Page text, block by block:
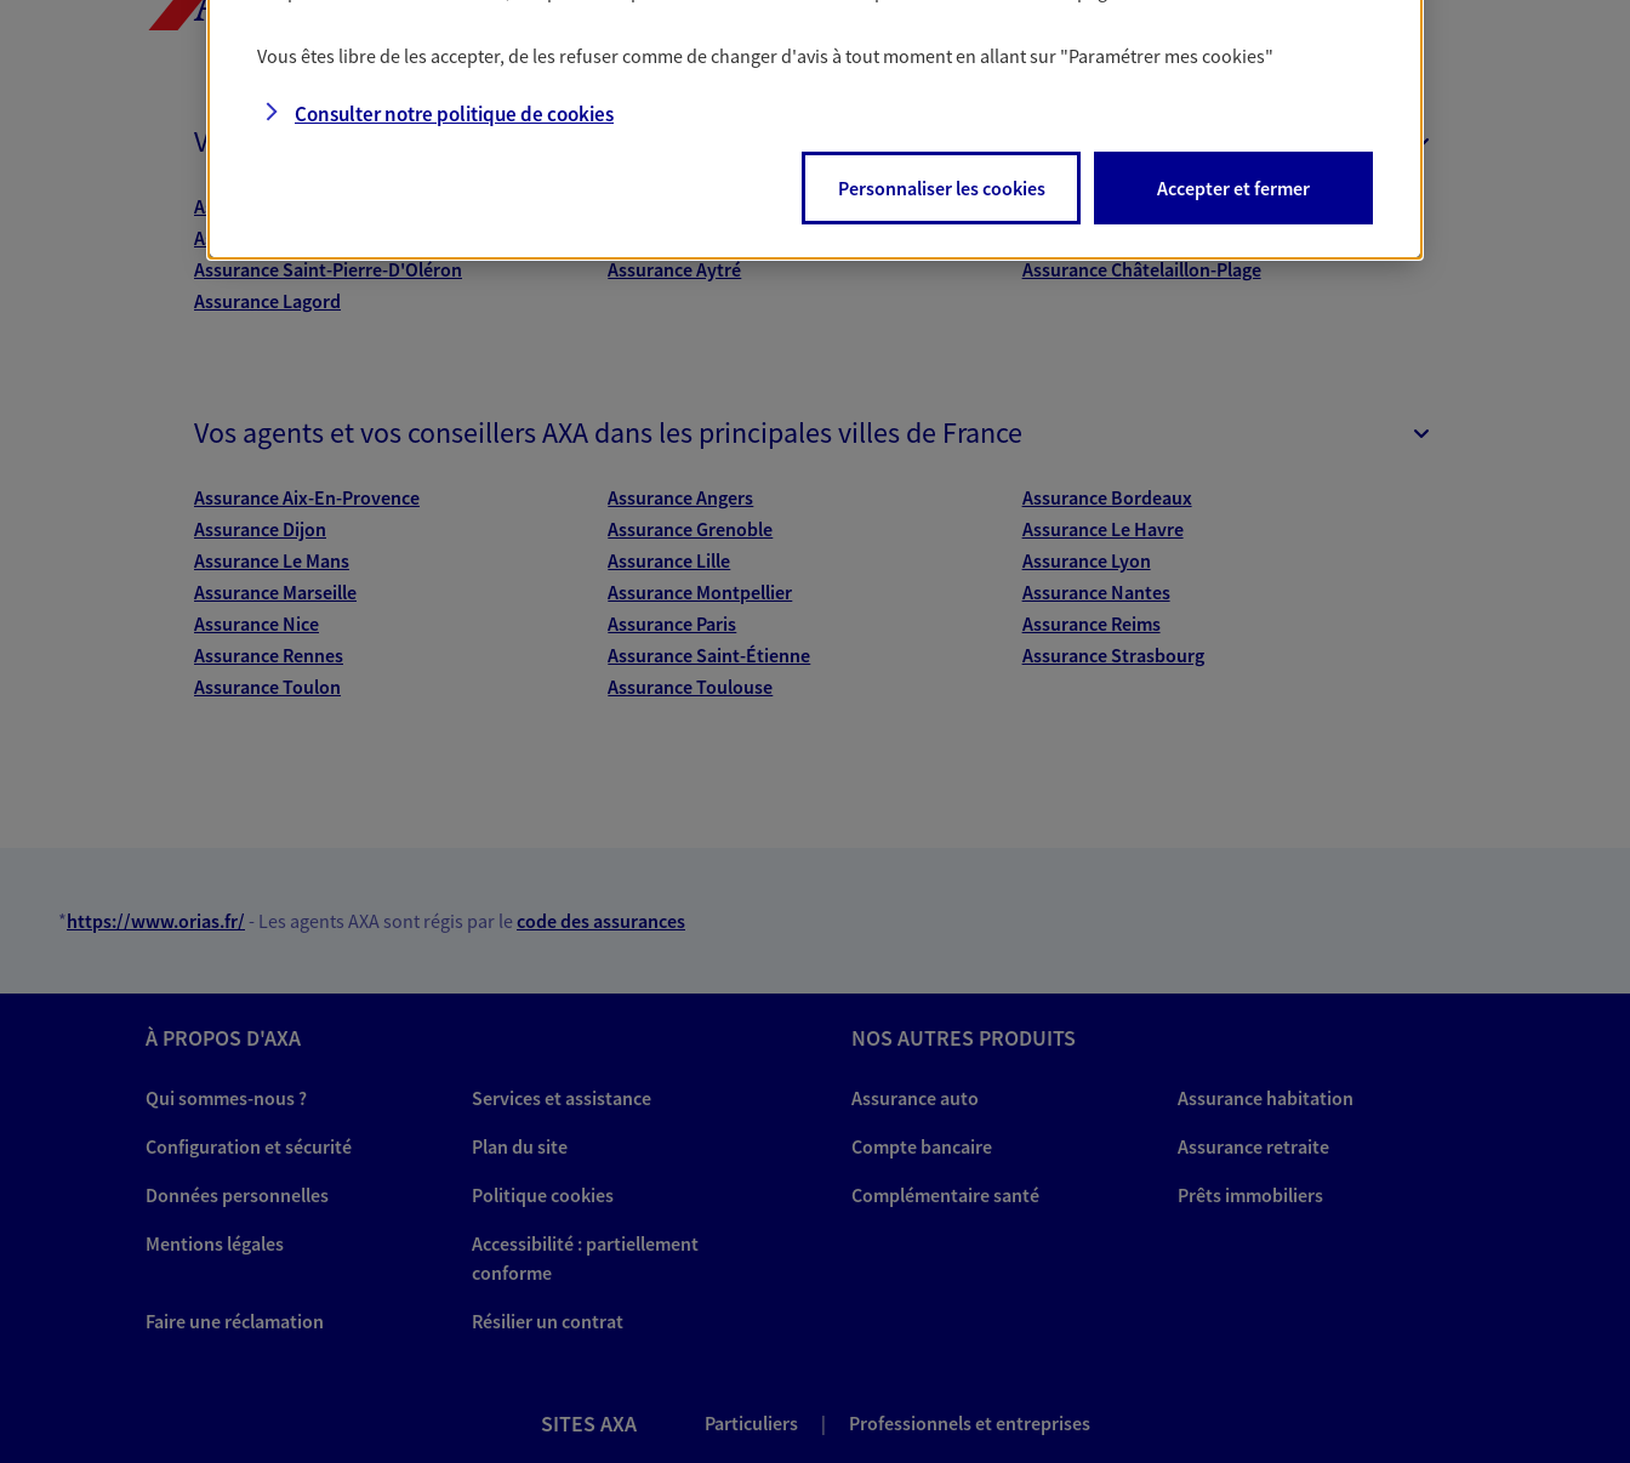
Vos agents et vos conseillers AXA dans les principales villes du département
Assurance La Rochelle
Assurance Marennes-Hiers-Brouage
Assurance Saint-Pierre-D'Oléron
Assurance Aytré
Assurance Châtelaillon-Plage
Assurance Lagord
Vos agents et vos conseillers AXA dans les principales villes de France
Assurance Aix-En-Provence Assurance Angers
Assurance Bordeaux
Assurance Dijon
Assurance Grenoble
Assurance Le Havre
Assurance Le Mans
Assurance Lille
Assurance Lyon
Assurance Marseille
Assurance Montpellier
Assurance Nantes
Assurance Nice
Assurance Paris
Assurance Reims
Assurance Rennes
Assurance Saint-Étienne
Assurance Strasbourg
Assurance Toulon
Assurance Toulouse
*https://www.orias.fr/ - Les agents AXA sont régis par lecode des assurances
À PROPOS D'AXA
Qui sommes-nous ?
Services et assistance
Configuration et sécurité
Plan du site
Données personnelles
Politique cookies
Mentions légales
Accessibilité : partiellement
conforme
Faire une réclamation
Résilier un contrat
NOS AUTRES PRODUITS
Assurance auto
Assurance habitation
Compte bancaire
Assurance retraite
Complémentaire santé
Prêts immobiliers
SITES AXA Particuliers | Professionnels et entreprises
Vous êtes libre de les accepter, de les refuser comme de changer d'avis à tout moment en allant sur "Paramétrer mescookies"
Consulter notre politique decookies
Personnaliser les cookies Accepter et fermer